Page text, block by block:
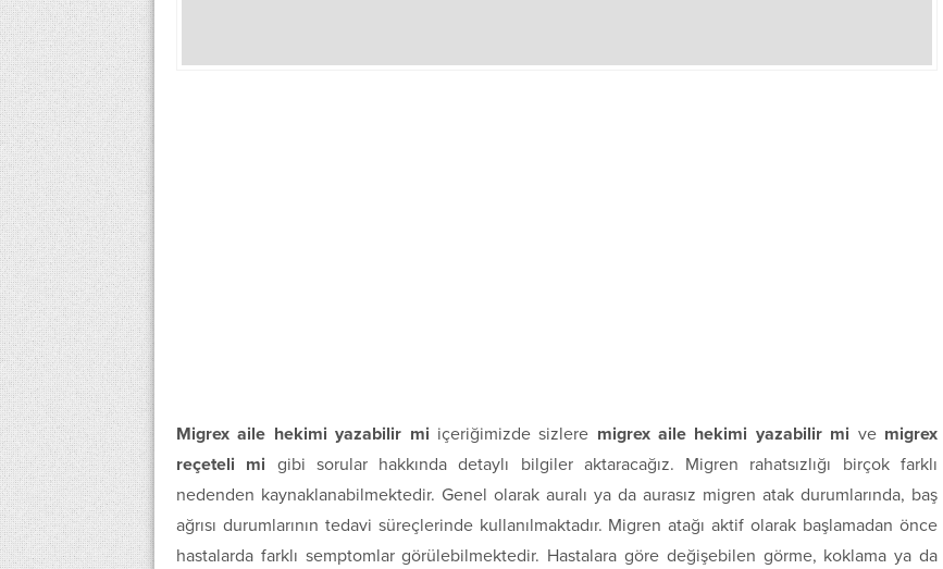
Migrex aile hekimi yazabilir mi içeriğimizde sizlere migrex aile hekimi yazabilir mi ve migrex
reçeteli mi gibi sorular hakkında detaylı bilgiler aktaracağız. Migren rahatsızlığı birçok farklı
nedenden kaynaklanabilmektedir. Genel olarak auralı ya da aurasız migren atak durumlarında, baş
ağrısı durumlarının tedavi süreçlerinde kullanılmaktadır. Migren atağı aktif olarak başlamadan önce
hastalarda farklı semptomlar görülebilmektedir. Hastalara göre değişebilen görme, koklama ya da